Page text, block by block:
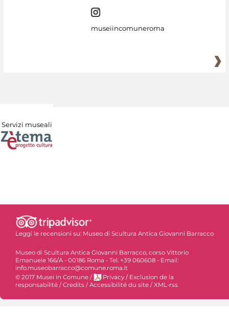
museiincomuneroma
Servizi museali
Leggi le recensioni su: Museo di Scultura Antica Giovanni Barracco
Museo di Scultura Antica Giovanni Barracco, corso Vittorio
Emanuele 166/A - 00186 Roma - Tel. +39 060608 - Email:
info.museobarracco@comune.roma.it
© 2017 Musei in Comune / Privacy / Exclusion de la
responsabilité / Credits / Accessibilité du site / XML-rss